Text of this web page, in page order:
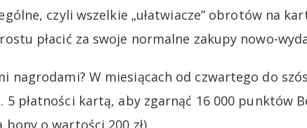
czyli wszelkie „ułatwiacze” obrotów na
płacić za swoje normalne zakupy nowo-
nagrodami? W miesiącach od czwartego do
5 płatności kartą, aby zgarnąć 16 000 punktów
bony o wartości 200 zł).